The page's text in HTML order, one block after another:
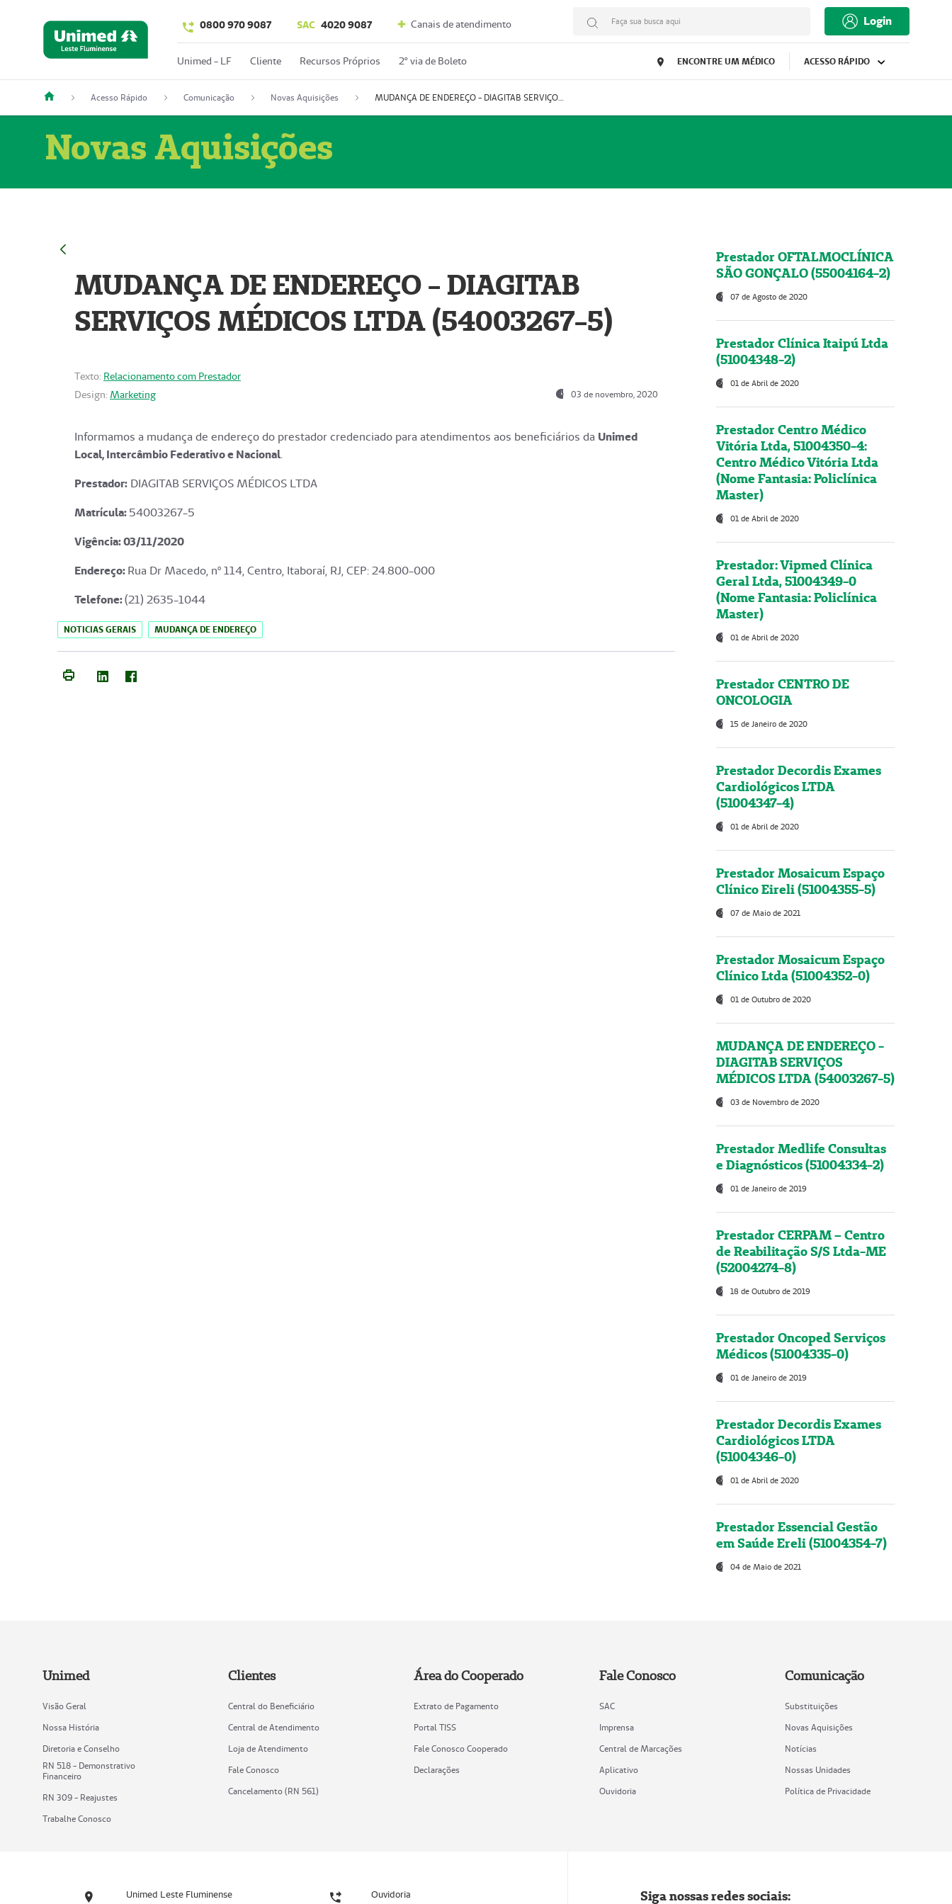
0800 970 9087 SAC 4020 9087 Canais de atendimento Faça sua busca aqui Login
Unimed - LF Cliente Recursos Próprios 2º via de Boleto ENCONTRE UM MÉDICO ACESSO RÁPIDO
Acesso Rápido Comunicação Novas Aquisições MUDANÇA DE ENDEREÇO - DIAGITAB SERVIÇOS MÉDICOS LTDA (54003267-5)
Novas Aquisições
MUDANÇA DE ENDEREÇO - DIAGITAB
SERVIÇOS MÉDICOS LTDA (54003267-5)
Texto: Relacionamento com Prestador
Design: Marketing 03 de novembro, 2020
Informamos a mudança de endereço do prestador credenciado para atendimentos aos beneficiários da Unimed
Local, Intercâmbio Federativo e Nacional.
Prestador: DIAGITAB SERVIÇOS MÉDICOS LTDA
Matrícula:54003267-5
Vigência: 03/11/2020
Endereço:Rua Dr Macedo, nº 114, Centro, Itaboraí, RJ, CEP: 24.800-000
Telefone:(21) 2635-1044
NOTICIAS GERAIS MUDANÇA DE ENDEREÇO
Prestador OFTALMOCLÍNICA
SÃO GONÇALO (55004164-2)
07 de Agosto de 2020
Prestador Clínica Itaipú Ltda
(51004348-2)
01 de Abril de 2020
Prestador Centro Médico
Vitória Ltda, 51004350-4:
Centro Médico Vitória Ltda
(Nome Fantasia: Policlínica
Master)
01 de Abril de 2020
Prestador: Vipmed Clínica
Geral Ltda, 51004349-0
(Nome Fantasia: Policlínica
Master)
01 de Abril de 2020
Prestador CENTRO DE
ONCOLOGIA
15 de Janeiro de 2020
Prestador Decordis Exames
Cardiológicos LTDA
(51004347-4)
01 de Abril de 2020
Prestador Mosaicum Espaço
Clínico Eireli (51004355-5)
07 de Maio de 2021
Prestador Mosaicum Espaço
Clínico Ltda (51004352-0)
01 de Outubro de 2020
MUDANÇA DE ENDEREÇO -
DIAGITAB SERVIÇOS
MÉDICOS LTDA (54003267-5)
03 de Novembro de 2020
Prestador Medlife Consultas
e Diagnósticos (51004334-2)
01 de Janeiro de 2019
Prestador CERPAM – Centro
de Reabilitação S/S Ltda-ME
(52004274-8)
18 de Outubro de 2019
Prestador Oncoped Serviços
Médicos (51004335-0)
01 de Janeiro de 2019
Prestador Decordis Exames
Cardiológicos LTDA
(51004346-0)
01 de Abril de 2020
Prestador Essencial Gestão
em Saúde Ereli (51004354-7)
04 de Maio de 2021
Unimed
Visão Geral
Nossa História
Diretoria e Conselho
RN 518 - Demonstrativo
Financeiro
RN 309 - Reajustes
Trabalhe Conosco
Clientes
Central do Beneficiário
Central de Atendimento
Loja de Atendimento
Fale Conosco
Cancelamento (RN 561)
Área do Cooperado
Extrato de Pagamento
Portal TISS
Fale Conosco Cooperado
Declarações
Fale Conosco
SAC
Imprensa
Central de Marcações
Aplicativo
Ouvidoria
Comunicação
Substituições
Novas Aquisições
Notícias
Nossas Unidades
Política de Privacidade
Unimed Leste Fluminense Ouvidoria Siga nossas redes sociais: